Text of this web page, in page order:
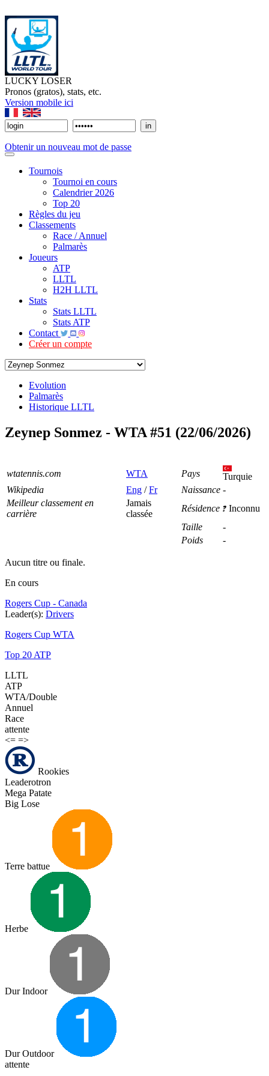
LUCKY LOSER
Pronos (gratos), stats, etc.
Version mobile ici
Obtenir un nouveau mot de passe
Tournois
Tournoi en cours
Calendrier 2026
Top 20
Règles du jeu
Classements
Race / Annuel
Palmarès
Joueurs
ATP
LLTL
H2H LLTL
Stats
Stats LLTL
Stats ATP
Contact
Créer un compte
Evolution
Palmarès
Historique LLTL
Zeynep Sonmez - WTA #51 (22/06/2026)
wtatennis.com WTA Pays
Turquie
Wikipedia
Eng /Fr Naissance -
Meilleur classement en
carrière
Jamais
classée
Résidence
Inconnu
Taille
-
Poids
-
Aucun titre ou finale.
En cours
Rogers Cup - Canada
Leader(s): Drivers
Rogers Cup WTA
Top 20 ATP
LLTL
ATP
WTA/Double
Annuel
Race
attente
<= =>
Rookies
Leaderotron
Mega Patate
Big Lose
Terre battue
Herbe
Dur Indoor
Dur Outdoor
attente